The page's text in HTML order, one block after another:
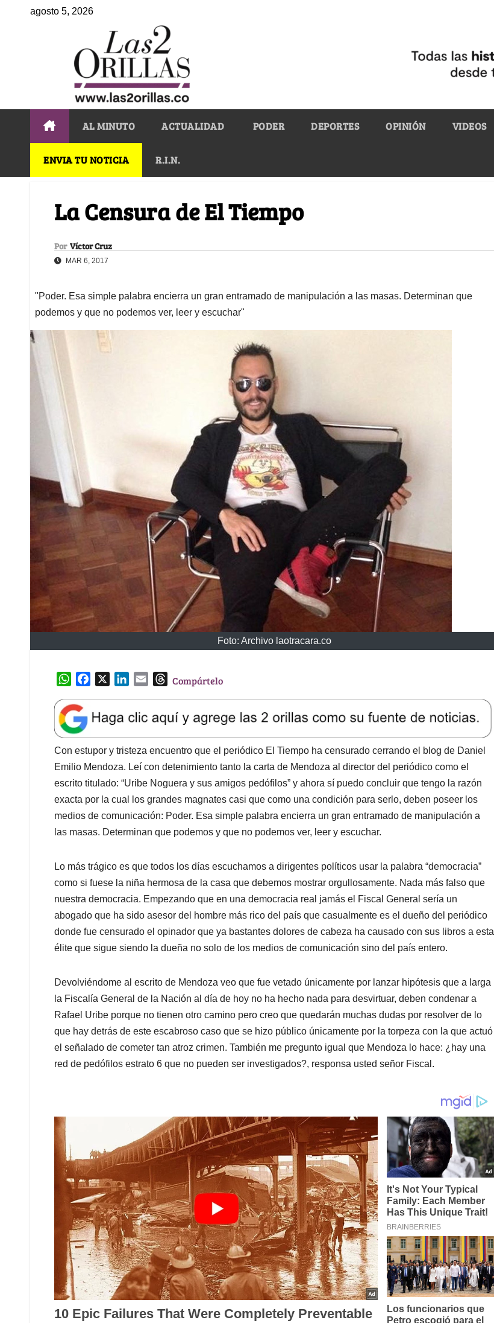
agosto 5, 2026
AL MINUTO ACTUALIDAD PODER DEPORTES OPINIÓN VIDEOS
ENVIA TU NOTICIA R.I.N.
La Censura de El Tiempo
Por Víctor Cruz
MAR 6, 2017
"Poder. Esa simple palabra encierra un gran entramado de manipulación a las masas. Determinan que
podemos y que no podemos ver, leer y escuchar"
Foto: Archivo laotracara.co
W
a
t
s
A
p
p
e
b
o
o
k
k
e
d
I
n
l
T
e
a
d
s
Compártelo
Con estupor y tristeza encuentro que el periódico El Tiempo ha censurado cerrando el blog de Daniel
Emilio Mendoza. Leí con detenimiento tanto la carta de Mendoza al director del periódico como el
escrito titulado: “Uribe Noguera y sus amigos pedófilos” y ahora sí puedo concluir que tengo la razón
exacta por la cual los grandes magnates casi que como una condición para serlo, deben poseer los
medios de comunicación: Poder. Esa simple palabra encierra un gran entramado de manipulación a
las masas. Determinan que podemos y que no podemos ver, leer y escuchar.
Lo más trágico es que todos los días escuchamos a dirigentes políticos usar la palabra “democracia”
como si fuese la niña hermosa de la casa que debemos mostrar orgullosamente. Nada más falso que
nuestra democracia. Empezando que en una democracia real jamás el Fiscal General sería un
abogado que ha sido asesor del hombre más rico del país que casualmente es el dueño del periódico
donde fue censurado el opinador que ya bastantes dolores de cabeza ha causado con sus libros a esta
élite que sigue siendo la dueña no solo de los medios de comunicación sino del país entero.
Devolviéndome al escrito de Mendoza veo que fue vetado únicamente por lanzar hipótesis que a larga
la Fiscalía General de la Nación al día de hoy no ha hecho nada para desvirtuar, deben condenar a
Rafael Uribe porque no tienen otro camino pero creo que quedarán muchas dudas por resolver de lo
que hay detrás de este escabroso caso que se hizo público únicamente por la torpeza con la que actuó
el señalado de cometer tan atroz crimen. También me pregunto igual que Mendoza lo hace: ¿hay una
red de pedófilos estrato 6 que no pueden ser investigados?, responsa usted señor Fiscal.